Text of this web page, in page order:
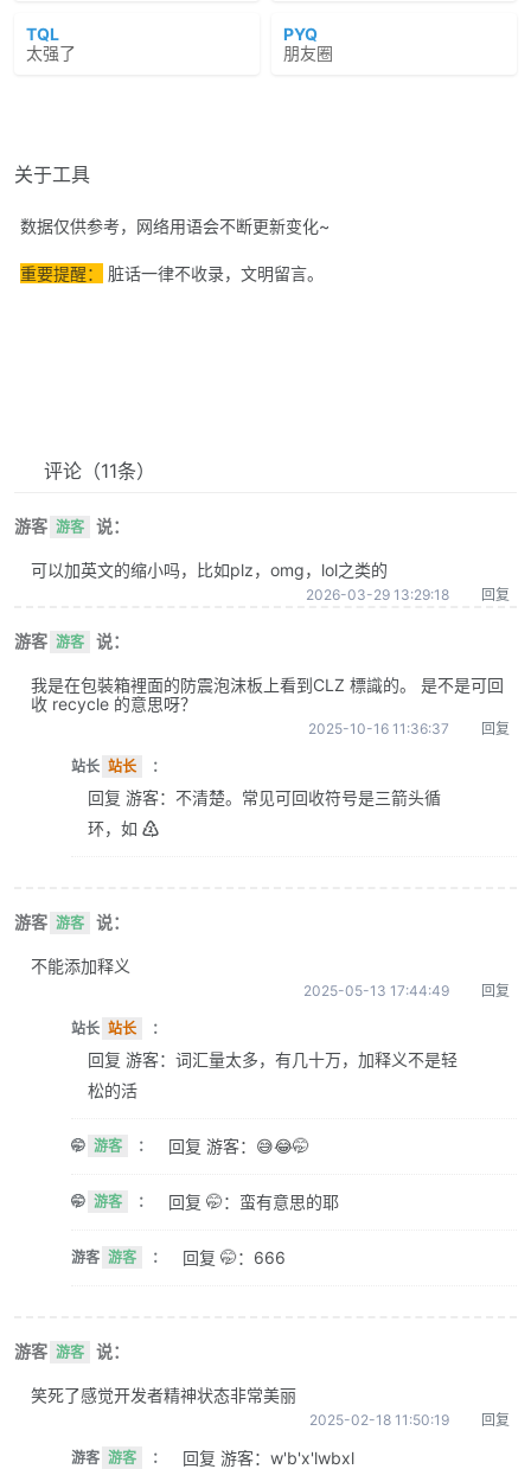
TQL
太强了
PYQ
朋友圈
关于工具
数据仅供参考，网络用语会不断更新变化~
重要提醒： 脏话一律不收录，文明留言。
评论 （11条）
游客 游客 说：
可以加英文的缩小吗，比如plz，omg，lol之类的
2026-03-29 13:29:18 回复
游客 游客 说：
我是在包裝箱裡面的防震泡沫板上看到CLZ 標識的。 是不是可回
收 recycle 的意思呀？
2025-10-16 11:36:37 回复
站长 站长 ：
回复 游客：不清楚。常见可回收符号是三箭头循
环，如 ♴
游客 游客 说：
不能添加释义
2025-05-13 17:44:49 回复
站长 站长 ：
回复 游客：词汇量太多，有几十万，加释义不是轻
松的活
🤭 游客 ： 回复 游客：😅😂🤭
🤭 游客 ： 回复 🤭：蛮有意思的耶
游客 游客 ： 回复 🤭：666
游客 游客 说：
笑死了感觉开发者精神状态非常美丽
2025-02-18 11:50:19 回复
游客 游客 ： 回复 游客：w'b'x'lwbxl